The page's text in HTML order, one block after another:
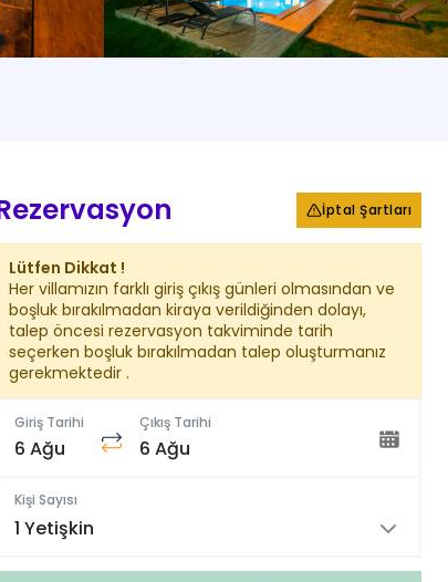
İptal Şartları
Lütfen Dikkat !
Her villamızın farklı giriş çıkış günleri olmasından ve
boşluk bırakılmadan kiraya verildiğinden dolayı,
talep öncesi rezervasyon takviminde tarih
seçerken boşluk bırakılmadan talep oluşturmanız
gerekmektedir .
Giriş Tarihi
6 Ağu
Çıkış Tarihi
6 Ağu
Kişi Sayısı
1 Yetişkin